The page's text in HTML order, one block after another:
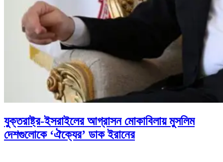
যুক্তরাষ্ট্র-ইসরাইলের আগ্রাসন মোকাবিলায় মুসলিম
দেশগুলোকে ‘ঐক্যের’ ডাক ইরানের